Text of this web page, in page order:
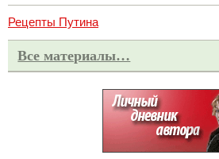
Рецепты Путина
Все материалы…